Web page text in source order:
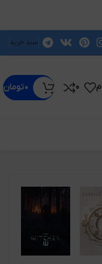
سبد خرید
0 ۰تومان